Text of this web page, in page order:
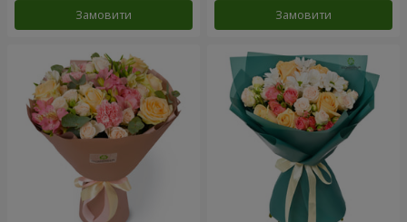
Замовити Замовити